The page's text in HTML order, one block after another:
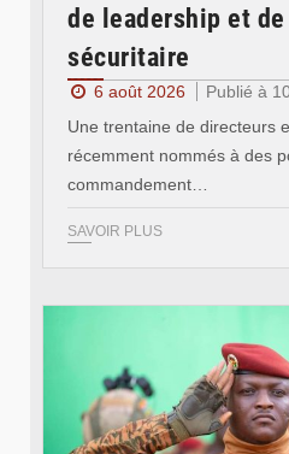
de leadership et
sécuritaire
6 août 2026
Publié à
Une trentaine de directeurs
récemment nommés à des
commandement…
SAVOIR PLUS